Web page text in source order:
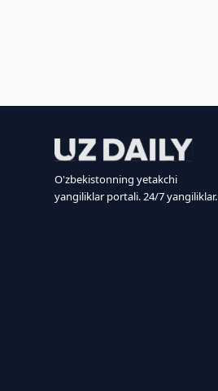
O'zbekistonning yetakchi
yangiliklar portali. 24/7 yangiliklar.